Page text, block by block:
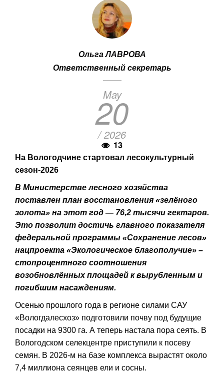
Ольга ЛАВРОВА
Ответственный секретарь
May
20
/ 2026
13
На Вологодчине стартовал лесокультурный
сезон-2026
В Министерстве лесного хозяйства
поставлен план восстановления «зелёного
золота» на этот год — 76,2 тысячи гектаров.
Это позволит достичь главного показателя
федеральной программы «Сохранение лесов»
нацпроекта «Экологическое благополучие» –
стопроцентного соотношения
возобновлённых площадей к вырубленным и
погибшим насаждениям.
Осенью прошлого года в регионе силами САУ
«Вологдалесхоз» подготовили почву под будущие
посадки на 9300 га. А теперь настала пора сеять. В
Вологодском селекцентре приступили к посеву
семян. В 2026-м на базе комплекса вырастят около
7,4 миллиона сеянцев ели и сосны.